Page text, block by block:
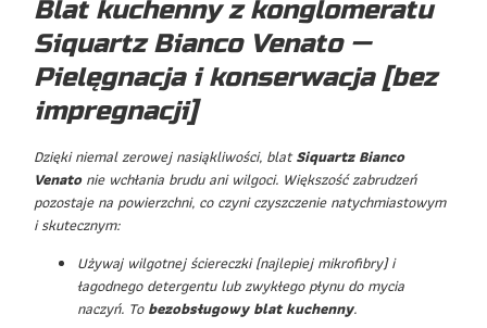
Blat kuchenny z konglomeratu
Siquartz Bianco Venato —
Pielęgnacja i konserwacja [bez
impregnacji]
Dzięki niemal zerowej nasiąkliwości, blatSiquartz Bianco
Venatonie wchłania brudu ani wilgoci. Większość zabrudzeń
pozostaje na powierzchni, co czyni czyszczenie natychmiastowym
i skutecznym:
Używaj wilgotnej ściereczki (najlepiej mikrofibry) i
łagodnego detergentu lub zwykłego płynu do mycia
naczyń. Tobezobsługowy blat kuchenny.